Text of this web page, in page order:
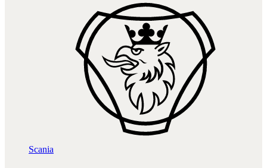
Scania